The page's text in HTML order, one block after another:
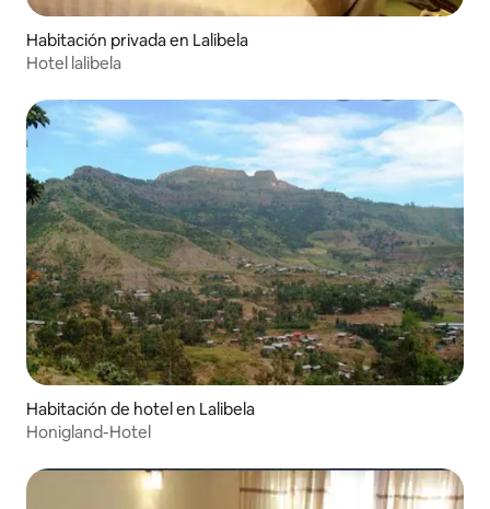
Habitación privada en Lalibela
Hotel lalibela
Habitación de hotel en Lalibela
Honigland-Hotel